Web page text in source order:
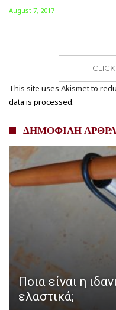
August 7, 2017
This site uses Akismet to
data is processed.
ΔΗΜΟΦΙΛΗ ΑΡΘΡΑ
Ποια είναι η
ελαστικά;